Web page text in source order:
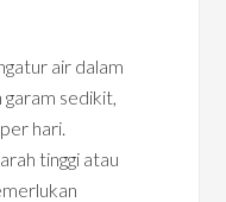
air dalam
sedikit,
hari.
tinggi atau